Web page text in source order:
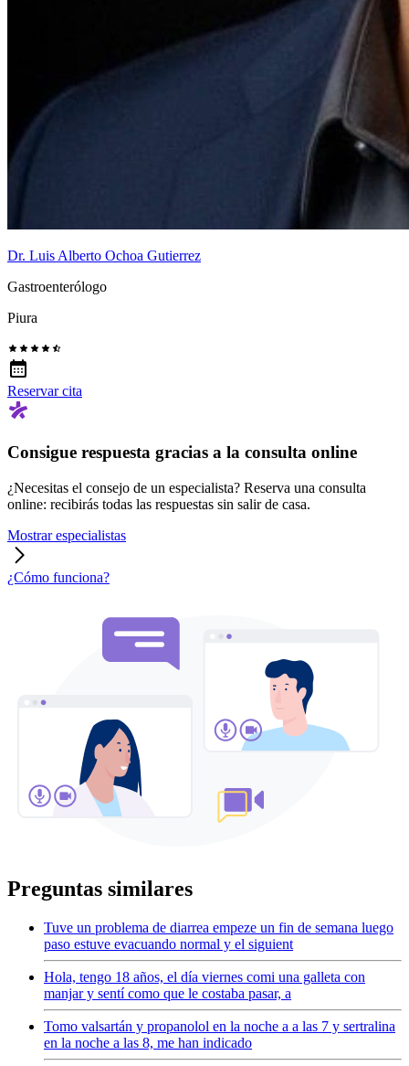
Dr. Luis Alberto Ochoa Gutierrez
Gastroenterólogo
Piura
Reservar cita
Consigue respuesta gracias a la consulta online
¿Necesitas el consejo de un especialista? Reserva una consulta
online: recibirás todas las respuestas sin salir de casa.
Mostrar especialistas
¿Cómo funciona?
Preguntas similares
Tuve un problema de diarrea empeze un fin de semana luego
paso estuve evacuando normal y el siguient
Hola, tengo 18 años, el día viernes comi una galleta con
manjar y sentí como que le costaba pasar, a
Tomo valsartán y propanolol en la noche a a las 7 y sertralina
en la noche a las 8, me han indicado